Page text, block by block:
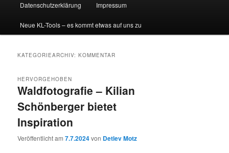
Datenschutzerklärung Impressum
Neue KL-Tools – es kommt etwas auf uns zu
KATEGORIEARCHIV:KOMMENTAR
Waldfotografie – Kilian
Schönberger bietet
Inspiration
HERVORGEHOBEN
Veröffentlicht am7.7.2024von Detlev Motz